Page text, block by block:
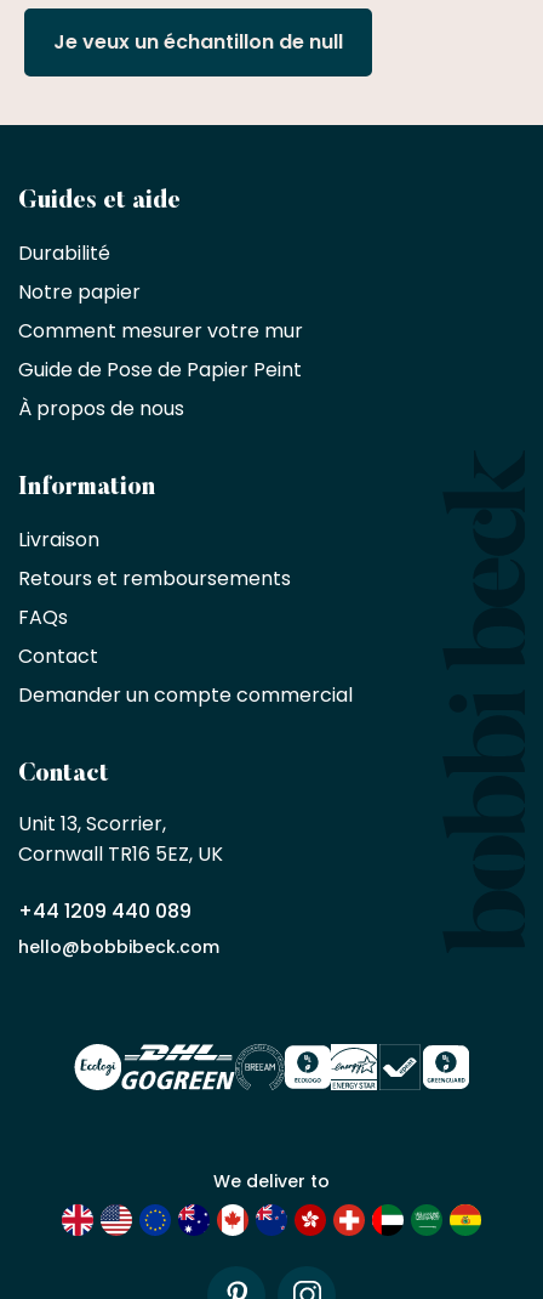
Je veux un échantillon de null
Devenez
partenaire
commercial
Décorateurs
d'intérieur,
designers
architectes
d'une
exclusive
de
%
sur
sans
minimum
en
partenaire
commercial
Demander
un compte
Guides et aide
Durabilité
Notre papier
Comment mesurer votre mur
Guide de Pose de Papier Peint
À propos de nous
Information
Livraison
Retours et remboursements
FAQs
Contact
Demander un compte commercial
Contact
Unit 13, Scorrier,
Cornwall TR16 5EZ, UK
+44 1209 440 089
hello@bobbibeck.com
We deliver to